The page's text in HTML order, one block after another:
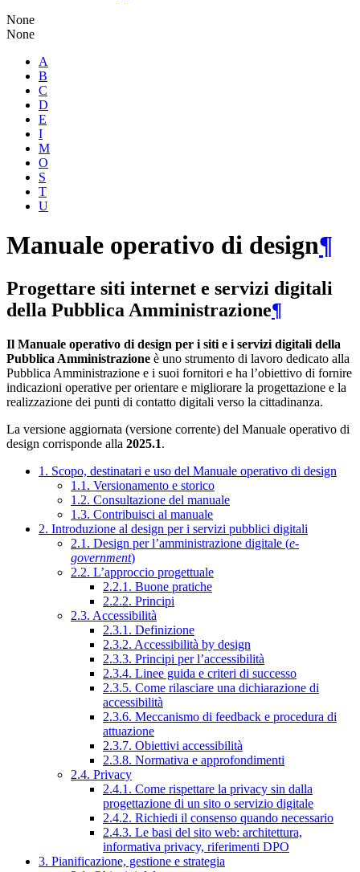
None
None
A
B
C
D
E
I
M
O
S
T
U
Manuale operativo di design¶
Progettare siti internet e servizi digitali
della Pubblica Amministrazione¶
Il Manuale operativo di design per i siti e i servizi digitali della
Pubblica Amministrazione è uno strumento di lavoro dedicato alla
Pubblica Amministrazione e i suoi fornitori e ha l’obiettivo di fornire
indicazioni operative per orientare e migliorare la progettazione e la
realizzazione dei punti di contatto digitali verso la cittadinanza.
La versione aggiornata (versione corrente) del Manuale operativo di
design corrisponde alla 2025.1.
1. Scopo, destinatari e uso del Manuale operativo di design
1.1. Versionamento e storico
1.2. Consultazione del manuale
1.3. Contribuisci al manuale
2. Introduzione al design per i servizi pubblici digitali
2.1. Design per l’amministrazione digitale (e-
government)
2.2. L’approccio progettuale
2.2.1. Buone pratiche
2.2.2. Principi
2.3. Accessibilità
2.3.1. Definizione
2.3.2. Accessibilità by design
2.3.3. Principi per l’accessibilità
2.3.4. Linee guida e criteri di successo
2.3.5. Come rilasciare una dichiarazione di
accessibilità
2.3.6. Meccanismo di feedback e procedura di
attuazione
2.3.7. Obiettivi accessibilità
2.3.8. Normativa e approfondimenti
2.4. Privacy
2.4.1. Come rispettare la privacy sin dalla
progettazione di un sito o servizio digitale
2.4.2. Richiedi il consenso quando necessario
2.4.3. Le basi del sito web: architettura,
informativa privacy, riferimenti DPO
3. Pianificazione, gestione e strategia